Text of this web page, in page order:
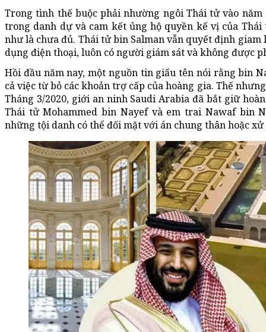
Trong tình thế buộc phải nhường ngôi Thái tử vào
trong danh dự và cam kết ủng hộ quyền kế vị của
như là chưa đủ. Thái tử bin Salman vẫn quyết định
dụng điện thoại, luôn có người giám sát và không được
Hồi đầu năm nay, một nguồn tin giấu tên nói rằng bin
cả việc từ bỏ các khoản trợ cấp của hoàng gia. Thế
Tháng 3/2020, giới an ninh Saudi Arabia đã bắt giữ
Thái tử Mohammed bin Nayef và em trai Nawaf bin
những tội danh có thể đối mặt với án chung thân hoặc